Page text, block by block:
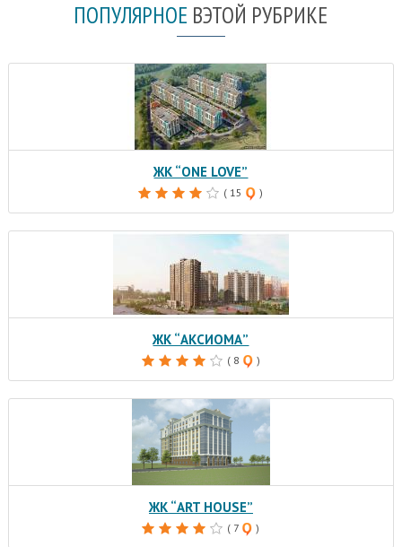
ПОПУЛЯРНОЕ ВЭТОЙ РУБРИКЕ
ЖК “ONE LOVE”
( 15 )
ЖК “АКСИОМА”
( 8 )
ЖК “ART HOUSE”
( 7 )